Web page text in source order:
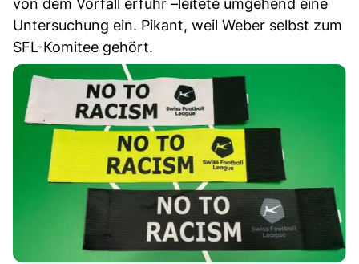
von dem Vorfall erfuhr –leitete umgehend eine
Untersuchung ein. Pikant, weil Weber selbst zum
SFL-Komitee gehört.